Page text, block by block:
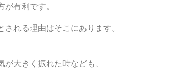
有利です。
れる理由はそこにあります。
大きく振れた時なども、